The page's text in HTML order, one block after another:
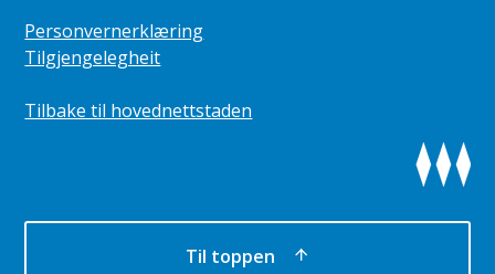
Personvernerklæring
Tilgjengelegheit
Tilbake til hovednettstaden
Til toppen